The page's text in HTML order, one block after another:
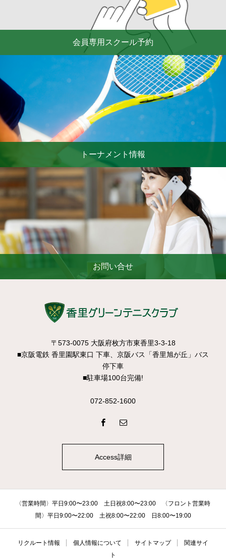
会員専用スクール予約
トーナメント情報
お問い合せ
〒573-0075 大阪府枚方市東香里3-3-18
■京阪電鉄 香里園駅東口 下車、京阪バス「香里旭が丘」バス
停下車
■駐車場100台完備!
072-852-1600
Access詳細
〈営業時間〉平日9:00〜23:00 土日祝8:00〜23:00 〈フロント営業時
間〉平日9:00〜22:00 土祝8:00〜22:00 日8:00〜19:00
リクルート情報 個人情報について サイトマップ
関連サイ
ト